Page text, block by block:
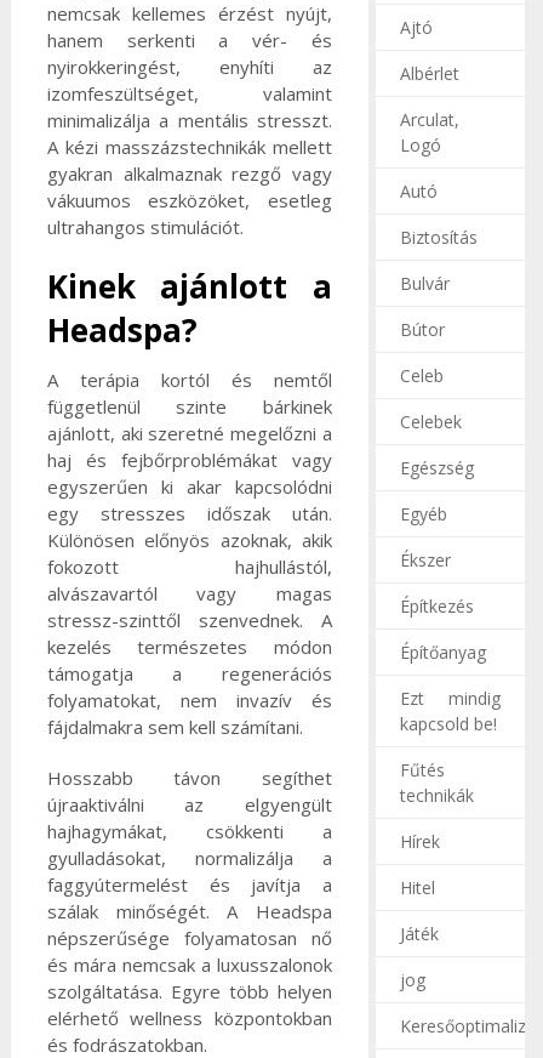
nemcsak kellemes érzést nyújt,
hanem serkenti a vér- és
nyirokkeringést, enyhíti az
izomfeszültséget, valamint
minimalizálja a mentális stresszt.
A kézi masszázstechnikák mellett
gyakran alkalmaznak rezgő vagy
vákuumos eszközöket, esetleg
ultrahangos stimulációt.
Kinek ajánlott a
Headspa?
A terápia kortól és nemtől
függetlenül szinte bárkinek
ajánlott, aki szeretné megelőzni a
haj és fejbőrproblémákat vagy
egyszerűen ki akar kapcsolódni
egy stresszes időszak után.
Különösen előnyös azoknak, akik
fokozott hajhullástól,
alvászavartól vagy magas
stressz-szinttől szenvednek. A
kezelés természetes módon
támogatja a regenerációs
folyamatokat, nem invazív és
fájdalmakra sem kell számítani.
Hosszabb távon segíthet
újraaktiválni az elgyengült
hajhagymákat, csökkenti a
gyulladásokat, normalizálja a
faggyútermelést és javítja a
szálak minőségét. A Headspa
népszerűsége folyamatosan nő
és mára nemcsak a luxusszalonok
szolgáltatása. Egyre több helyen
elérhető wellness központokban
és fodrászatokban.
Ajtó
Albérlet
Arculat,
Logó
Autó
Biztosítás
Bulvár
Bútor
Celeb
Celebek
Egészség
Egyéb
Ékszer
Építkezés
Építőanyag
Ezt mindig
kapcsold be!
Fűtés
technikák
Hírek
Hitel
Játék
jog